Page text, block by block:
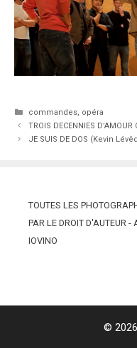
Catégories
commandes, opéra
TROIS DECENNIES
JE SUIS DE DOS (Kevin
TOUTES LES
PAR LE DROIT D'AUTEUR
IOVINO
©